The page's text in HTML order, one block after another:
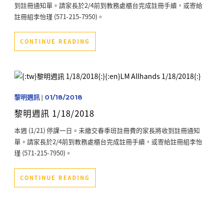
到註冊通知單。請家長於2/4前到教務處櫃台完成註冊手續，或寄給
註冊組李怡瑾 (571-215-7950)。
CONTINUE READING
黎明週訊| 01/18/2018
黎明週訊 1/18/2018
本週 (1/21) 停課一日。未繳交春季班註冊費的家長將收到註冊通知
單。請家長於2/4前到教務處櫃台完成註冊手續，或寄給註冊組李怡
瑾 (571-215-7950)。
CONTINUE READING